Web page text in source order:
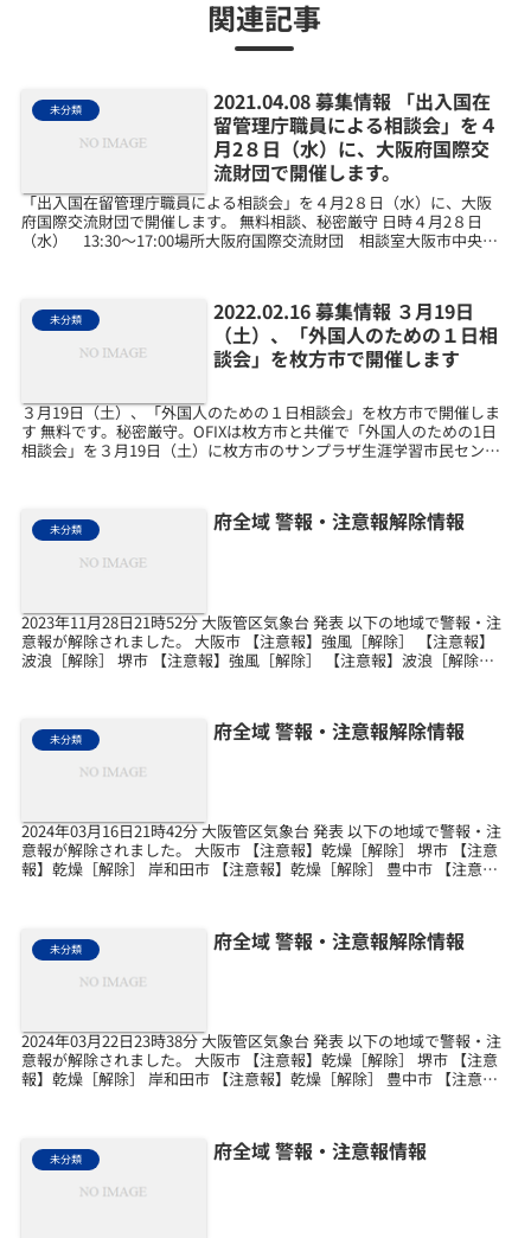
関連記事
未分類
2021.04.08 募集情報 「出入国在
留管理庁職員による相談会」を４
月2８日（水）に、大阪府国際交
流財団で開催します。
「出入国在留管理庁職員による相談会」を４月2８日（水）に、大阪
府国際交流財団で開催します。 無料相談、秘密厳守 日時４月2８日
（水） 13:30～17:00場所大阪府国際交流財団 相談室大阪市中央区
未分類
2022.02.16 募集情報 ３月19日
（土）、「外国人のための１日相
談会」を枚方市で開催します
３月19日（土）、「外国人のための１日相談会」を枚方市で開催しま
す 無料です。秘密厳守。OFIXは枚方市と共催で「外国人のための1日
相談会」を３月19日（土）に枚方市のサンプラザ生涯学習市民センタ
未分類 府全域 警報・注意報解除情報
2023年11月28日21時52分 大阪管区気象台 発表 以下の地域で警報・注
意報が解除されました。 大阪市 【注意報】強風［解除］ 【注意報】
波浪［解除］ 堺市 【注意報】強風［解除］ 【注意報】波浪［解除］
未分類 府全域 警報・注意報解除情報
2024年03月16日21時42分 大阪管区気象台 発表 以下の地域で警報・注
意報が解除されました。 大阪市 【注意報】乾燥［解除］ 堺市 【注意
報】乾燥［解除］ 岸和田市 【注意報】乾燥［解除］ 豊中市 【注意
未分類 府全域 警報・注意報解除情報
2024年03月22日23時38分 大阪管区気象台 発表 以下の地域で警報・注
意報が解除されました。 大阪市 【注意報】乾燥［解除］ 堺市 【注意
報】乾燥［解除］ 岸和田市 【注意報】乾燥［解除］ 豊中市 【注意
未分類 府全域 警報・注意報情報